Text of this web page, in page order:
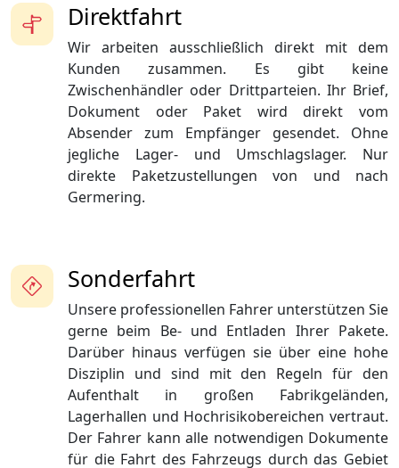
Sonderfahrt
Unsere professionellen Fahrer unterstützen Sie
gerne beim Be- und Entladen Ihrer Pakete.
Darüber hinaus verfügen sie über eine hohe
Disziplin und sind mit den Regeln für den
Aufenthalt in großen Fabrikgeländen,
Lagerhallen und Hochrisikobereichen vertraut.
Der Fahrer kann alle notwendigen Dokumente
für die Fahrt des Fahrzeugs durch das Gebiet
Direktfahrt
Wir arbeiten ausschließlich direkt mit dem
Kunden zusammen. Es gibt keine
Zwischenhändler oder Drittparteien. Ihr Brief,
Dokument oder Paket wird direkt vom
Absender zum Empfänger gesendet. Ohne
jegliche Lager- und Umschlagslager. Nur
direkte Paketzustellungen von und nach
Germering.